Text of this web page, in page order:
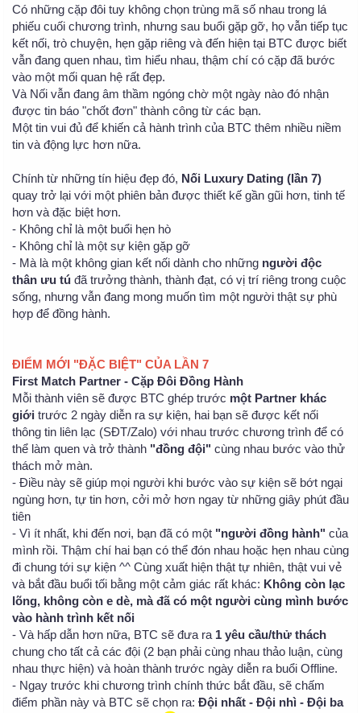
Có những cặp đôi tuy không chọn trùng mã số nhau trong lá
phiếu cuối chương trình, nhưng sau buổi gặp gỡ, họ vẫn tiếp tục
kết nối, trò chuyện, hẹn gặp riêng và đến hiện tại BTC được biết
vẫn đang quen nhau, tìm hiểu nhau, thậm chí có cặp đã bước
vào một mối quan hệ rất đẹp.
Và Nối vẫn đang âm thầm ngóng chờ một ngày nào đó nhận
được tin báo "chốt đơn" thành công từ các bạn.
Một tin vui đủ để khiến cả hành trình của BTC thêm nhiều niềm
tin và động lực hơn nữa.
Chính từ những tín hiệu đẹp đó, Nối Luxury Dating (lần 7)
quay trở lại với một phiên bản được thiết kế gần gũi hơn, tinh tế
hơn và đặc biệt hơn.
- Không chỉ là một buổi hẹn hò
- Không chỉ là một sự kiện gặp gỡ
- Mà là một không gian kết nối dành cho những người độc
thân ưu tú đã trưởng thành, thành đạt, có vị trí riêng trong cuộc
sống, nhưng vẫn đang mong muốn tìm một người thật sự phù
hợp để đồng hành.
ĐIỂM MỚI "ĐẶC BIỆT" CỦA LẦN 7
First Match Partner - Cặp Đôi Đồng Hành
Mỗi thành viên sẽ được BTC ghép trước một Partner khác
giới trước 2 ngày diễn ra sự kiện, hai bạn sẽ được kết nối
thông tin liên lạc (SĐT/Zalo) với nhau trước chương trình để có
thể làm quen và trở thành "đồng đội" cùng nhau bước vào thử
thách mở màn.
- Điều này sẽ giúp mọi người khi bước vào sự kiện sẽ bớt ngại
ngùng hơn, tự tin hơn, cởi mở hơn ngay từ những giây phút đầu
tiên
- Vì ít nhất, khi đến nơi, bạn đã có một "người đồng hành" của
mình rồi. Thậm chí hai bạn có thể đón nhau hoặc hẹn nhau cùng
đi chung tới sự kiện ^^ Cùng xuất hiện thật tự nhiên, thật vui vẻ
và bắt đầu buổi tối bằng một cảm giác rất khác: Không còn lạc
lõng, không còn e dè, mà đã có một người cùng mình bước
vào hành trình kết nối
- Và hấp dẫn hơn nữa, BTC sẽ đưa ra 1 yêu cầu/thử thách
chung cho tất cả các đội (2 bạn phải cùng nhau thảo luận, cùng
nhau thực hiện) và hoàn thành trước ngày diễn ra buổi Offline.
- Ngay trước khi chương trình chính thức bắt đầu, sẽ chấm
điểm phần này và BTC sẽ chọn ra: Đội nhất - Đội nhì - Đội ba